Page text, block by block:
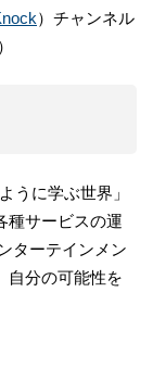
）チャンネル
うに学ぶ世界」
種サービスの運
ターテインメン
自分の可能性を